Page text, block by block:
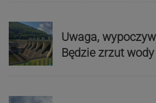
Uwaga,
Będzie zrzut